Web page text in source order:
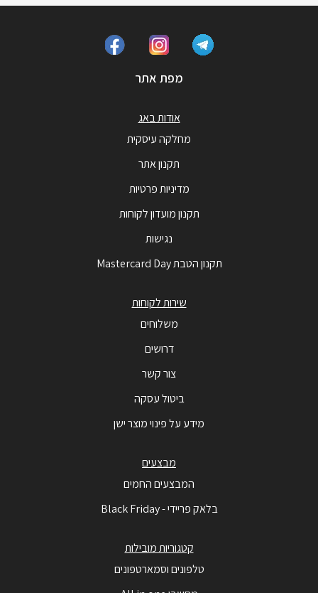
מפת אתר
אודות באג
מחלקה עיסקית
תקנון אתר
מדיניות פרטיות
תקנון מועדון לקוחות
נגישות
תקנון הטבת Mastercard Day
שירות לקוחות
משלוחים
דרושים
צור קשר
ביטול עסקה
מידע על פינוי מוצר ישן
מבצעים
המבצעים החמים
בלאק פריידי - Black Friday
קטגוריות מובילות
טלפונים וסמארטפונים